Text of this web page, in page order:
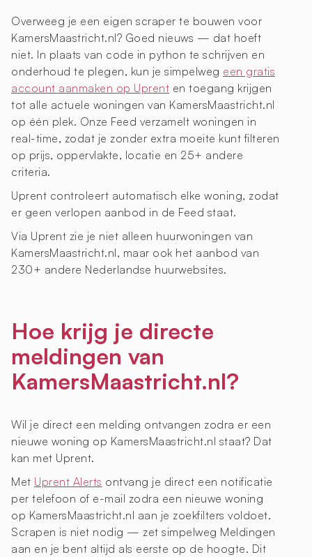
Overweeg je een eigen scraper te bouwen voor
KamersMaastricht.nl? Goed nieuws — dat hoeft
niet. In plaats van code in python te schrijven en
onderhoud te plegen, kun je simpelweg een gratis
account aanmaken op Uprent en toegang krijgen
tot alle actuele woningen van KamersMaastricht.nl
op één plek. Onze Feed verzamelt woningen in
real-time, zodat je zonder extra moeite kunt filteren
op prijs, oppervlakte, locatie en 25+ andere
criteria.
Uprent controleert automatisch elke woning, zodat
er geen verlopen aanbod in de Feed staat.
Via Uprent zie je niet alleen huurwoningen van
KamersMaastricht.nl, maar ook het aanbod van
230+ andere Nederlandse huurwebsites.
Hoe krijg je directe
meldingen van
KamersMaastricht.nl?
Wil je direct een melding ontvangen zodra er een
nieuwe woning op KamersMaastricht.nl staat? Dat
kan met Uprent.
Met Uprent Alerts ontvang je direct een notificatie
per telefoon of e-mail zodra een nieuwe woning
op KamersMaastricht.nl aan je zoekfilters voldoet.
Scrapen is niet nodig — zet simpelweg Meldingen
aan en je bent altijd als eerste op de hoogte. Dit